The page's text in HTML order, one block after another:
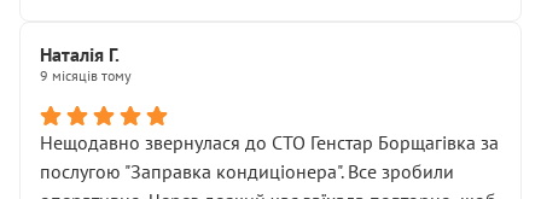
Наталія Г.
9 місяців тому
Нещодавно звернулася до СТО Генстар Борщагівка за
послугою "Заправка кондиціонера". Все зробили